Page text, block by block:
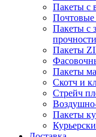
Пакеты с
Почтовые
Пакеты с
прочности
Пакеты
Пакеты
Скотч и
Стрейч
Пакеты